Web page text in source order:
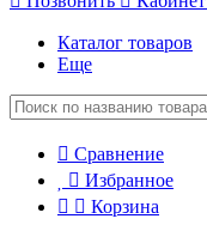
Каталог товаров
Еще
Сравнение
Избранное
Корзина